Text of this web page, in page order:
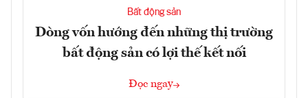
Bất động sản
Dòng vốn hướng đến những thị trường
bất động sản có lợi thế kết nối
Đọc ngay